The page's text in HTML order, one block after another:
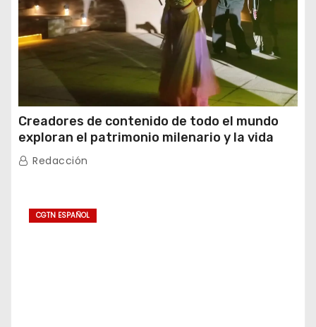
Creadores de contenido de todo el mundo
exploran el patrimonio milenario y la vida
moderna de Xinjiang
Redacción
CGTN ESPAÑOL